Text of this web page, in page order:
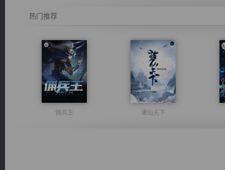
热门推荐
佣兵王 诸仙天下